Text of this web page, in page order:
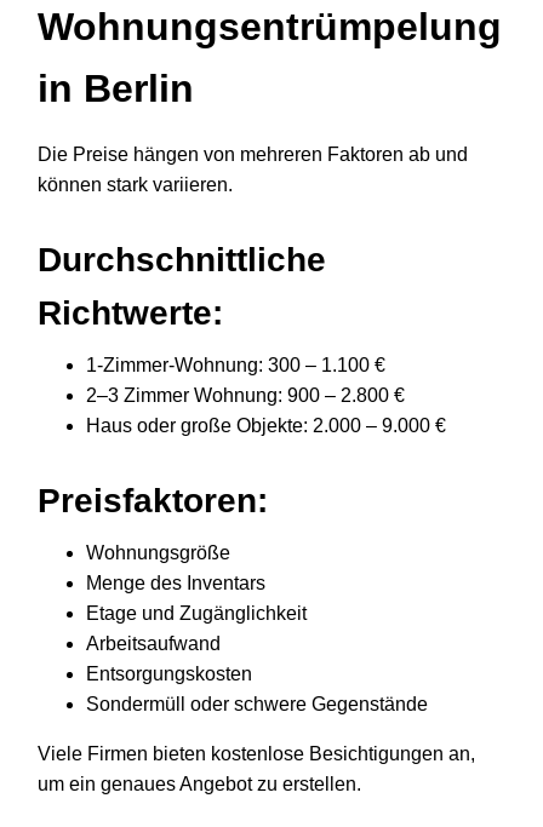
Wohnungsentrümpelung
in Berlin
Die Preise hängen von mehreren Faktoren ab und
können stark variieren.
Durchschnittliche
Richtwerte:
1-Zimmer-Wohnung: 300 – 1.100 €
2–3 Zimmer Wohnung: 900 – 2.800 €
Haus oder große Objekte: 2.000 – 9.000 €
Preisfaktoren:
Wohnungsgröße
Menge des Inventars
Etage und Zugänglichkeit
Arbeitsaufwand
Entsorgungskosten
Sondermüll oder schwere Gegenstände
Viele Firmen bieten kostenlose Besichtigungen an,
um ein genaues Angebot zu erstellen.